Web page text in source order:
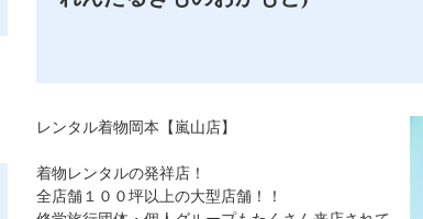
レンタル着物岡本【嵐山店】
着物レンタルの発祥店！
全店舗１００坪以上の大型店舗！！